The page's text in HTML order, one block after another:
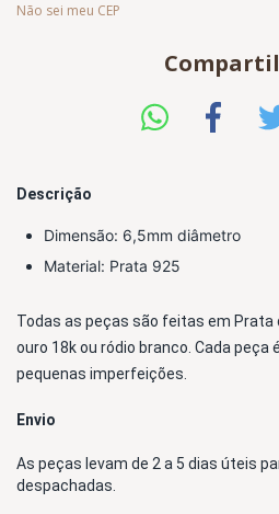
Não sei meu CEP
Descrição
Dimensão: 6,5mm diâmetro
Material: Prata 925
Todas as peças são feitas em Prata
ouro 18k ou ródio branco . Cada
pequenas imperfeições.
Envio
As peças levam de 2 a 5 dias úteis
despachadas.